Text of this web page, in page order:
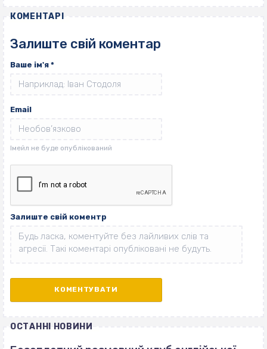
КОМЕНТАРІ
Залиште свій коментар
Ваше ім'я *
Email
Залиште свій коментр
ОСТАННІ НОВИНИ